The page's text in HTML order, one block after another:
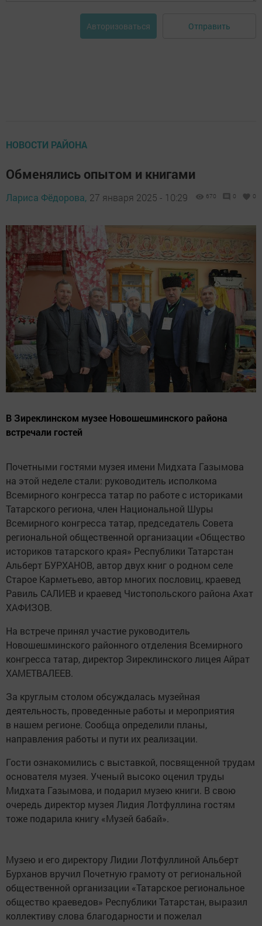
Авторизоваться Отправить
НОВОСТИ РАЙОНА
Обменялись опытом и книгами
Лариса Фёдорова, 27 января 2025 - 10:29 670 0 0
В Зиреклинском музее Новошешминского района
встречали гостей
Почетными гостями музея имени Мидхата Газымова
на этой неделе стали: руководитель исполкома
Всемирного конгресса татар по работе с историками
Татарского региона, член Национальной Шуры
Всемирного конгресса татар, председатель Совета
региональной общественной организации «Общество
историков татарского края» Республики Татарстан
Альберт БУРХАНОВ, автор двух книг о родном селе
Старое Карметьево, автор многих пословиц, краевед
Равиль САЛИЕВ и краевед Чистопольского района Ахат
ХАФИЗОВ.
На встрече принял участие руководитель
Новошешминского районного отделения Всемирного
конгресса татар, директор Зиреклинского лицея Айрат
ХАМЕТВАЛЕЕВ.
За круглым столом обсуждалась музейная
деятельность, проведенные работы и мероприятия
в нашем регионе. Сообща определили планы,
направления работы и пути их реализации.
Гости ознакомились с выставкой, посвященной трудам
основателя музея. Ученый высоко оценил труды
Мидхата Газымова, и подарил музею книги. В свою
очередь директор музея Лидия Лотфуллина гостям
тоже подарила книгу «Музей бабай».
Музею и его директору Лидии Лотфуллиной Альберт
Бурханов вручил Почетную грамоту от региональной
общественной организации «Татарское региональное
общество краеведов» Республики Татарстан, выразил
коллективу слова благодарности и пожелал